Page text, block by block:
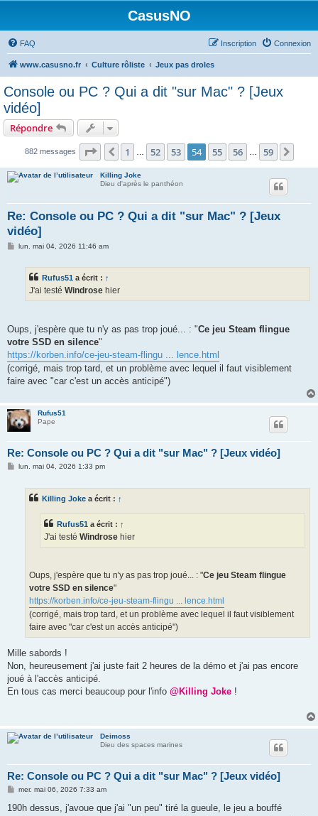
CasusNO
FAQ Connexion
Inscription
www.casusno.fr Culture rôliste Jeux pas droles
Console ou PC ? Qui a dit "sur Mac" ? [Jeux
vidéo]
Répondre
882 messages Page 54 sur 59
Précédent
1 52 53 54 55 56 59
Killing Joke
Dieu d'après le panthéon
Re: Console ou PC ? Qui a dit "sur Mac" ? [Jeux
vidéo]
Mlun. mai 04, 2026 11:46 am
Rufus51 a écrit : ↑
J'ai testé Windrose hier
Oups, j'espère que tu n'y as pas trop joué... : "Ce jeu Steam flingue
votre SSD en silence"
https://korben.info/ce-jeu-steam-flingu ... lence.html
(corrigé, mais trop tard, et un problème avec lequel il faut visiblement
faire avec "car c'est un accès anticipé")
Rufus51
Pape
Re: Console ou PC ? Qui a dit "sur Mac" ? [Jeux vidéo]
Mlun. mai 04, 2026 1:33 pm
Killing Joke a écrit : ↑
Rufus51 a écrit : ↑
J'ai testé Windrose hier
Oups, j'espère que tu n'y as pas trop joué... : "Ce jeu Steam flingue
votre SSD en silence"
https://korben.info/ce-jeu-steam-flingu ... lence.html
(corrigé, mais trop tard, et un problème avec lequel il faut visiblement
faire avec "car c'est un accès anticipé")
Mille sabords !
Non, heureusement j'ai juste fait 2 heures de la démo et j'ai pas encore
joué à l'accès anticipé.
En tous cas merci beaucoup pour l'info @Killing Joke !
Deimoss
Dieu des spaces marines
Re: Console ou PC ? Qui a dit "sur Mac" ? [Jeux vidéo]
M
s
mer. mai 06, 2026 7:33 am
190h dessus, j'avoue que j'ai "un peu" tiré la gueule, le jeu a bouffé